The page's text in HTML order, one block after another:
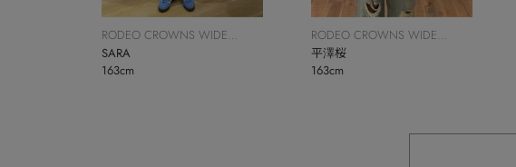
RODEO CROWNS WIDE
BOWL
SARA
163cm
RODEO CROWNS WIDE
BOWL
平澤桜
163cm